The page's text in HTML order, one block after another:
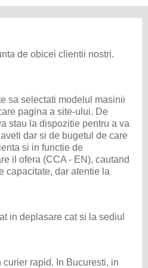
de obicei clientii nostri.
sa selectati modelul masinii
pagina a site-ului. De
stau la dispozitie pentru a va
dar si de bugetul de care
si in functie de
il ofera (CCA - EN), cautand
capacitate, dar atentie la
in deplasare cat si la sediul
rapid. In Bucuresti, in